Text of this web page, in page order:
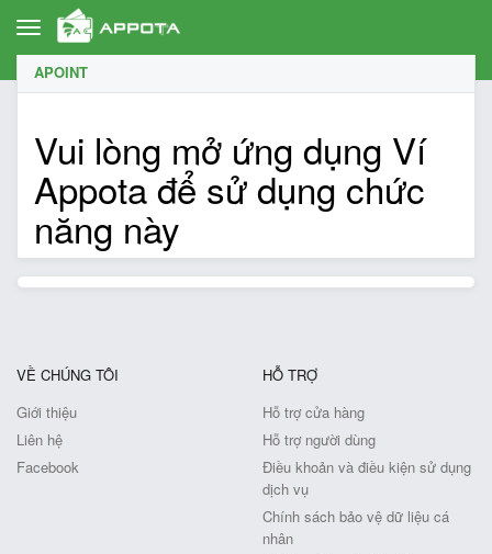
Toggle
navigation
APOINT
Vui lòng mở ứng dụng Ví
Appota để sử dụng chức
năng này
VỀ CHÚNG TÔI
Giới thiệu
Liên hệ
Facebook
HỖ TRỢ
Hỗ trợ cửa hàng
Hỗ trợ người dùng
Điều khoản và điều kiện sử dụng
dịch vụ
Chính sách bảo vệ dữ liệu cá
nhân